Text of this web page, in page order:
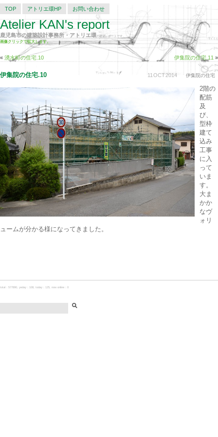
TOP アトリエ環HP お問い合わせ
Atelier KAN's report
鹿児島市の建築設計事務所・アトリエ環の建築レポートです。
画像クリックで拡大します。
« 湧水町の住宅.10 伊集院の住宅.11 »
11 OCT2014 伊集院の住宅
伊集院の住宅.10
2階の
配筋
及
び、
型枠
建て
込み
工事
に入
って
いま
す。
大ま
かか
なヴ
ォリ
ュームが分かる様になってきました。
total：577890, yeday：108, today：125, now online：0